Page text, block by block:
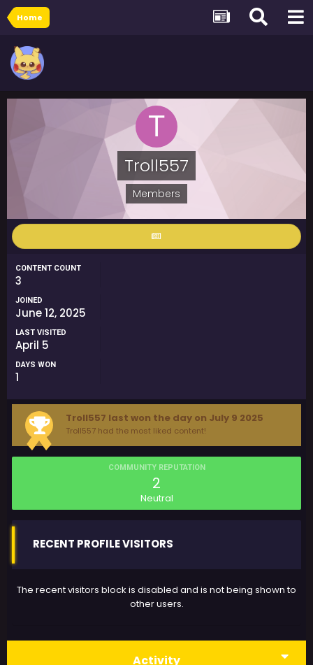
Home
Troll557
Members
CONTENT COUNT
3
JOINED
June 12, 2025
LAST VISITED
April 5
DAYS WON
1
Troll557 last won the day on July 9 2025
Troll557 had the most liked content!
COMMUNITY REPUTATION
2
Neutral
RECENT PROFILE VISITORS
The recent visitors block is disabled and is not being shown to
other users.
Activity